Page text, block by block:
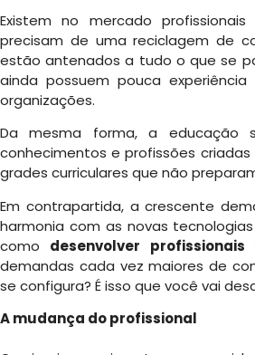
Existem no mercado
precisam de uma reciclagem de
estão antenados a tudo o que se
ainda possuem pouca
organizações.
Da mesma forma, a educação
conhecimentos e profissões
grades curriculares que não
Em contrapartida, a crescente
harmonia com as novas
como desenvolver
demandas cada vez maiores de
se configura? É isso que você vai
A mudança do profissional